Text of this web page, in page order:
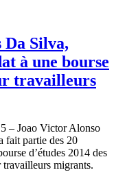
Silva,
à une bourse
travailleurs
– Joao Victor Alonso
fait partie des 20
d’études 2014 des
migrants.